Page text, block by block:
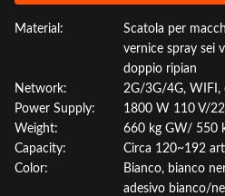
Material:
Scatola per
vernice spray sei
doppio ripian
Network:
2G/3G/4G, WIFI,
Power Supply:
1800 W 110 V/
Weight:
660 kg GW/ 550
Capacity:
Circa 120~192
Color:
Bianco, bianco
adesivo bianco/